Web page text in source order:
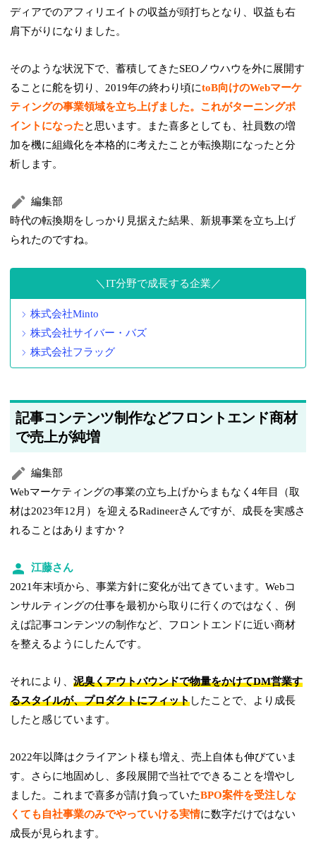
ディアでのアフィリエイトの収益が頭打ちとなり、収益も右
肩下がりになりました。
そのような状況下で、蓄積してきたSEOノウハウを外に展開す
ることに舵を切り、2019年の終わり頃にtoB向けのWebマーケ
ティングの事業領域を立ち上げました。これがターニングポ
イントになったと思います。また喜多としても、社員数の増
加を機に組織化を本格的に考えたことが転換期になったと分
析します。
編集部
時代の転換期をしっかり見据えた結果、新規事業を立ち上げ
られたのですね。
IT分野で成長する企業
株式会社Minto
株式会社サイバー・バズ
株式会社フラッグ
記事コンテンツ制作などフロントエンド商材
で売上が純増
編集部
Webマーケティングの事業の立ち上げからまもなく4年目（取
材は2023年12月）を迎えるRadineerさんですが、成長を実感さ
れることはありますか？
江藤さん
2021年末頃から、事業方針に変化が出てきています。Webコ
ンサルティングの仕事を最初から取りに行くのではなく、例
えば記事コンテンツの制作など、フロントエンドに近い商材
を整えるようにしたんです。
それにより、泥臭くアウトバウンドで物量をかけてDM営業す
るスタイルが、プロダクトにフィットしたことで、より成長
したと感じています。
2022年以降はクライアント様も増え、売上自体も伸びていま
す。さらに地固めし、多段展開で当社でできることを増やし
ました。これまで喜多が請け負っていたBPO案件を受注しな
くても自社事業のみでやっていける実情に数字だけではない
成長が見られます。